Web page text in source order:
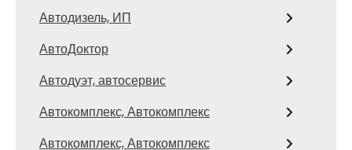
Автодизель, ИП
АвтоДоктор
Автодуэт, автосервис
Автокомплекс, Автокомплекс
Автокомплекс, Автокомплекс